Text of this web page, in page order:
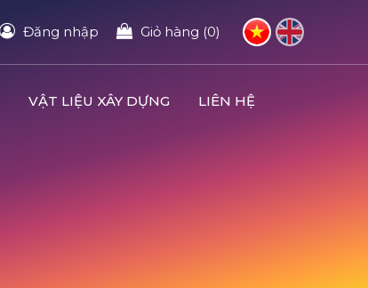
Đăng nhập Giỏ hàng (0)
VẬT LIỆU XÂY DỰNG LIÊN HỆ